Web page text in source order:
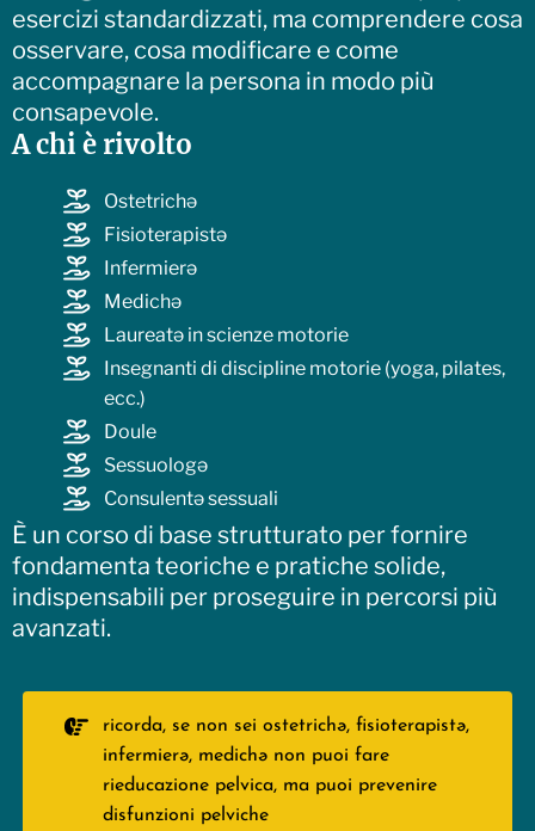
esercizi standardizzati, ma comprendere cosa
osservare, cosa modificare e come
accompagnare la persona in modo più
consapevole.
A chi è rivolto
Ostetrichə
Fisioterapistə
Infermierə
Medichə
Laureatə in scienze motorie
Insegnanti di discipline motorie (yoga, pilates,
ecc.)
Doule
Sessuologə
Consulentə sessuali
È un corso di base strutturato per fornire
fondamenta teoriche e pratiche solide,
indispensabili per proseguire in percorsi più
avanzati.
ricorda, se non sei ostetrichə, fisioterapistə,
infermierə, medichə non puoi fare
rieducazione pelvica, ma puoi prevenire
disfunzioni pelviche